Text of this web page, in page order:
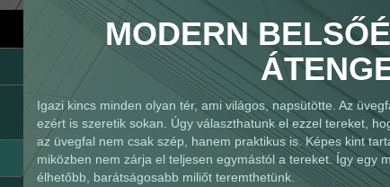
MODERN
Igazi kincs minden olyan tér, ami világos, napsütötte. Az
ezért is szeretik sokan. Úgy választhatunk el ezzel tereket,
az üvegfal nem csak szép, hanem praktikus is. Képes kint
miközben nem zárja el teljesen egymástól a tereket. Így egy
élhetőbb, barátságosabb miliőt teremthetünk.